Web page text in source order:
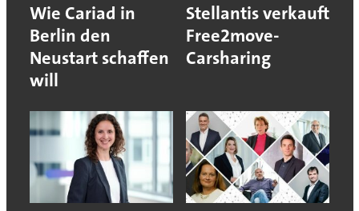
Wie Cariad in
Berlin den
Neustart schaffen
will
Stellantis verkauft
Free2move-
Carsharing